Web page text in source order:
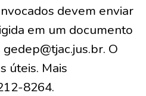
devem enviar
em um documento
O
úteis. Mais
8264.